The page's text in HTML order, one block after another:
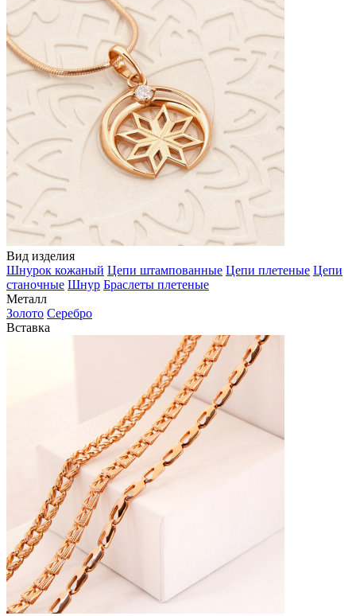
Вид изделия
Шнурок кожаный Цепи штампованные Цепи плетеные Цепи
станочные Шнур Браслеты плетеные
Металл
Золото Серебро
Вставка